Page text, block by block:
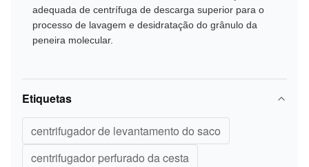
adequada de centrífuga de descarga superior para o
processo de lavagem e desidratação do grânulo da
peneira molecular.
Etiquetas
centrifugador de levantamento do saco
centrifugador perfurado da cesta